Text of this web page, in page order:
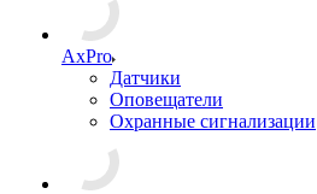
AxPro
Датчики
Оповещатели
Охранные сигнализации